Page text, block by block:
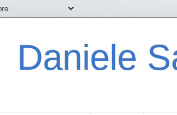
Daniele